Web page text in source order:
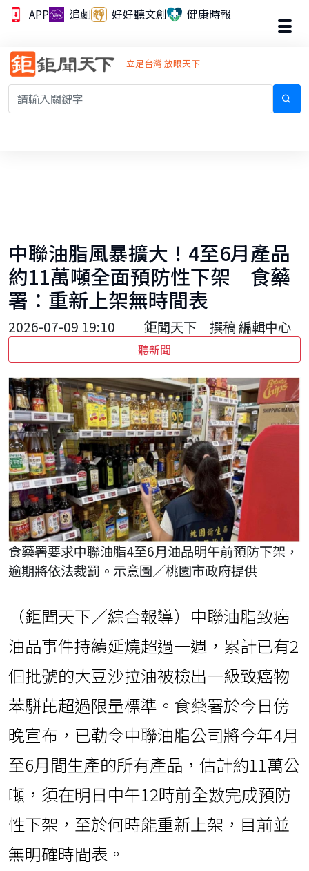
APP 追劇 好好聽文創 健康時報
立足台灣 放眼天下
中聯油脂風暴擴大！4至6月產品
約11萬噸全面預防性下架 食藥
署：重新上架無時間表
2026-07-09 19:10 鉅聞天下｜撰稿 編輯中心
聽新聞
食藥署要求中聯油脂4至6月油品明午前預防下架，
逾期將依法裁罰。示意圖／桃園市政府提供
（鉅聞天下／綜合報導）中聯油脂致癌
油品事件持續延燒超過一週，累計已有2
個批號的大豆沙拉油被檢出一級致癌物
苯駢芘超過限量標準。食藥署於今日傍
晚宣布，已勒令中聯油脂公司將今年4月
至6月間生產的所有產品，估計約11萬公
噸，須在明日中午12時前全數完成預防
性下架，至於何時能重新上架，目前並
無明確時間表。